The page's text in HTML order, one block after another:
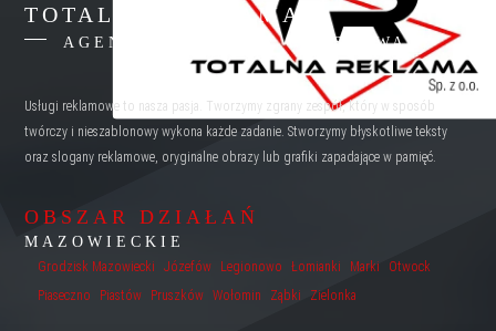
TOTALNA REKLAMA
AGENCJA REKLAMY WARSZAWA
Usługi reklamowe to nasza pasja. Tworzymy zgrany zespół, który w sposób
twórczy i nieszablonowy wykona każde zadanie. Stworzymy błyskotliwe teksty
oraz slogany reklamowe, oryginalne obrazy lub grafiki zapadające w pamięć.
OBSZAR DZIAŁAŃ
MAZOWIECKIE
Grodzisk Mazowiecki Józefów Legionowo Łomianki Marki
Otwock
Piaseczno
Piastów Pruszków Wołomin Ząbki Zielonka